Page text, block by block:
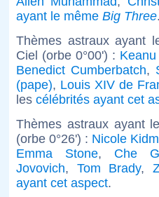
ayant le même Big Three
Thèmes astraux ayant
Ciel (orbe 0°00') :
Benedict Cumberbatch,
(pape), Louis XIV de
les célébrités ayant cet
Thèmes astraux ayant
(orbe 0°26') : Nicole
Emma Stone, Che
Jovovich, Tom Brady,
ayant cet aspect.